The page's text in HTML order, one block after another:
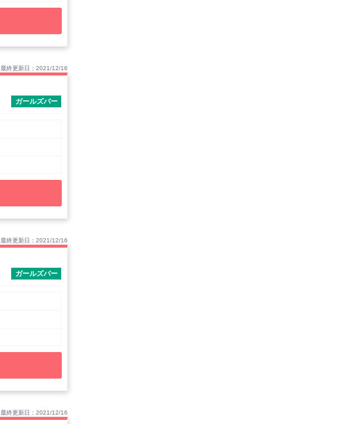
最終更新日：2021/12/16
ガールズバー
最終更新日：2021/12/16
ガールズバー
最終更新日：2021/12/16